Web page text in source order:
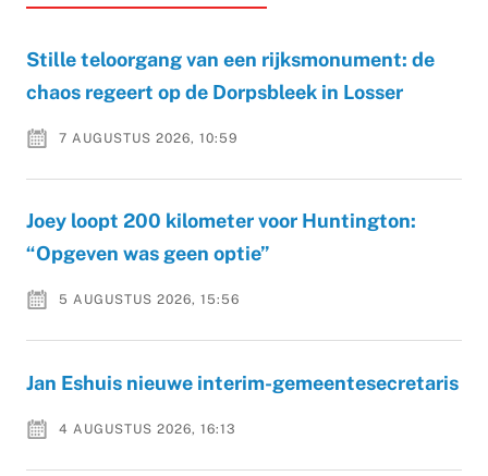
Stille teloorgang van een rijksmonument: de
chaos regeert op de Dorpsbleek in Losser
7 AUGUSTUS 2026, 10:59
Joey loopt 200 kilometer voor Huntington:
“Opgeven was geen optie”
5 AUGUSTUS 2026, 15:56
Jan Eshuis nieuwe interim-gemeentesecretaris
4 AUGUSTUS 2026, 16:13